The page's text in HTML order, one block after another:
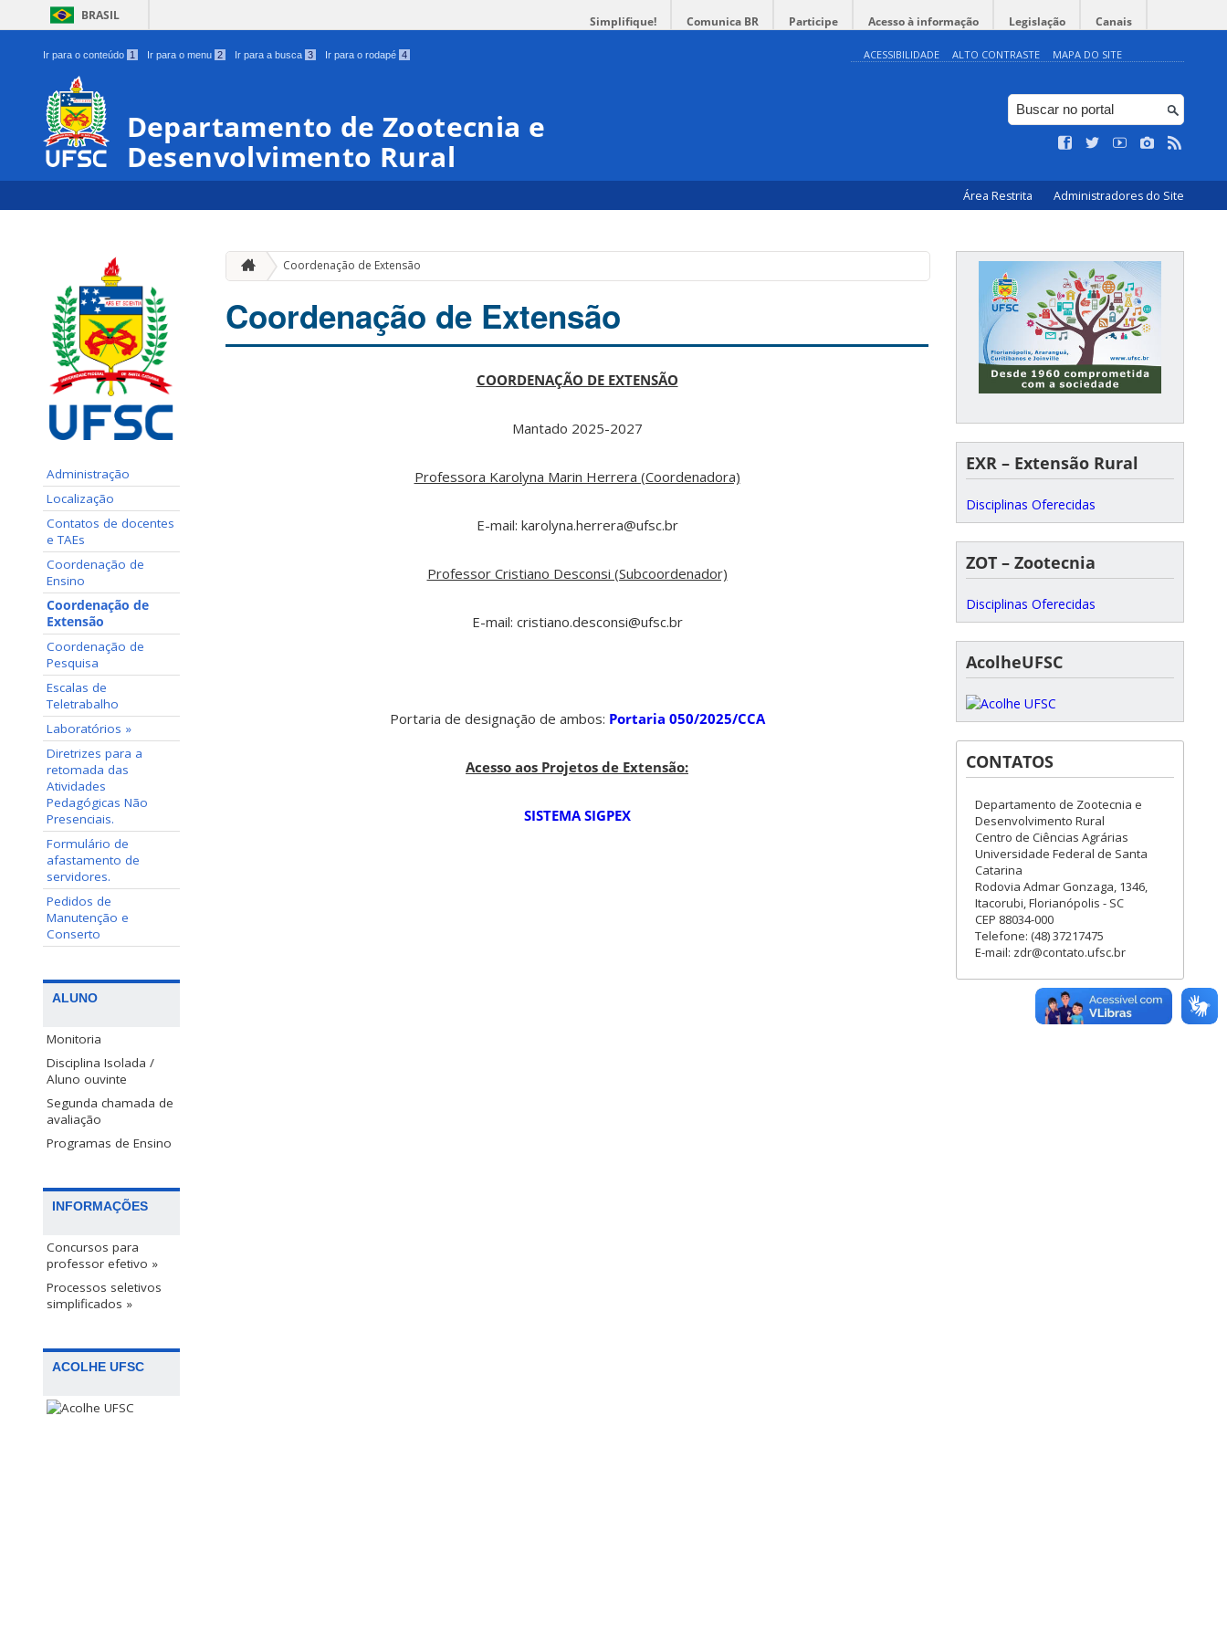
BRASIL Simplifique! Comunica BR Participe Acesso à informação Legislação Canais
Ir para o conteúdo 1 Ir para o menu 2 Ir para a busca 3 Ir para o rodapé 4 ACESSIBILIDADE ALTO CONTRASTE MAPA DO SITE
Departamento de Zootecnia e
Desenvolvimento Rural
Área Restrita Administradores do Site
Administração
Localização
Contatos de docentes
e TAEs
Coordenação de
Ensino
Coordenação de
Extensão
Coordenação de
Pesquisa
Escalas de
Teletrabalho
Laboratórios »
Diretrizes para a
retomada das
Atividades
Pedagógicas Não
Presenciais.
Formulário de
afastamento de
servidores.
Pedidos de
Manutenção e
Conserto
ALUNO
Monitoria
Disciplina Isolada /
Aluno ouvinte
Segunda chamada de
avaliação
Programas de Ensino
INFORMAÇÕES
Concursos para
professor efetivo »
Processos seletivos
simplificados »
ACOLHE UFSC
Coordenação de Extensão
Coordenação de Extensão
COORDENAÇÃO DE EXTENSÃO
Mantado 2025-2027
Professora Karolyna Marin Herrera (Coordenadora)
E-mail: karolyna.herrera@ufsc.br
Professor Cristiano Desconsi (Subcoordenador)
E-mail: cristiano.desconsi@ufsc.br
Portaria de designação de ambos: Portaria 050/2025/CCA
Acesso aos Projetos de Extensão:
SISTEMA SIGPEX
EXR – Extensão Rural
Disciplinas Oferecidas
ZOT – Zootecnia
Disciplinas Oferecidas
AcolheUFSC
CONTATOS
Departamento de Zootecnia e
Desenvolvimento Rural
Centro de Ciências Agrárias
Universidade Federal de Santa
Catarina
Rodovia Admar Gonzaga, 1346,
Itacorubi, Florianópolis - SC
CEP 88034-000
Telefone: (48) 37217475
E-mail: zdr@contato.ufsc.br